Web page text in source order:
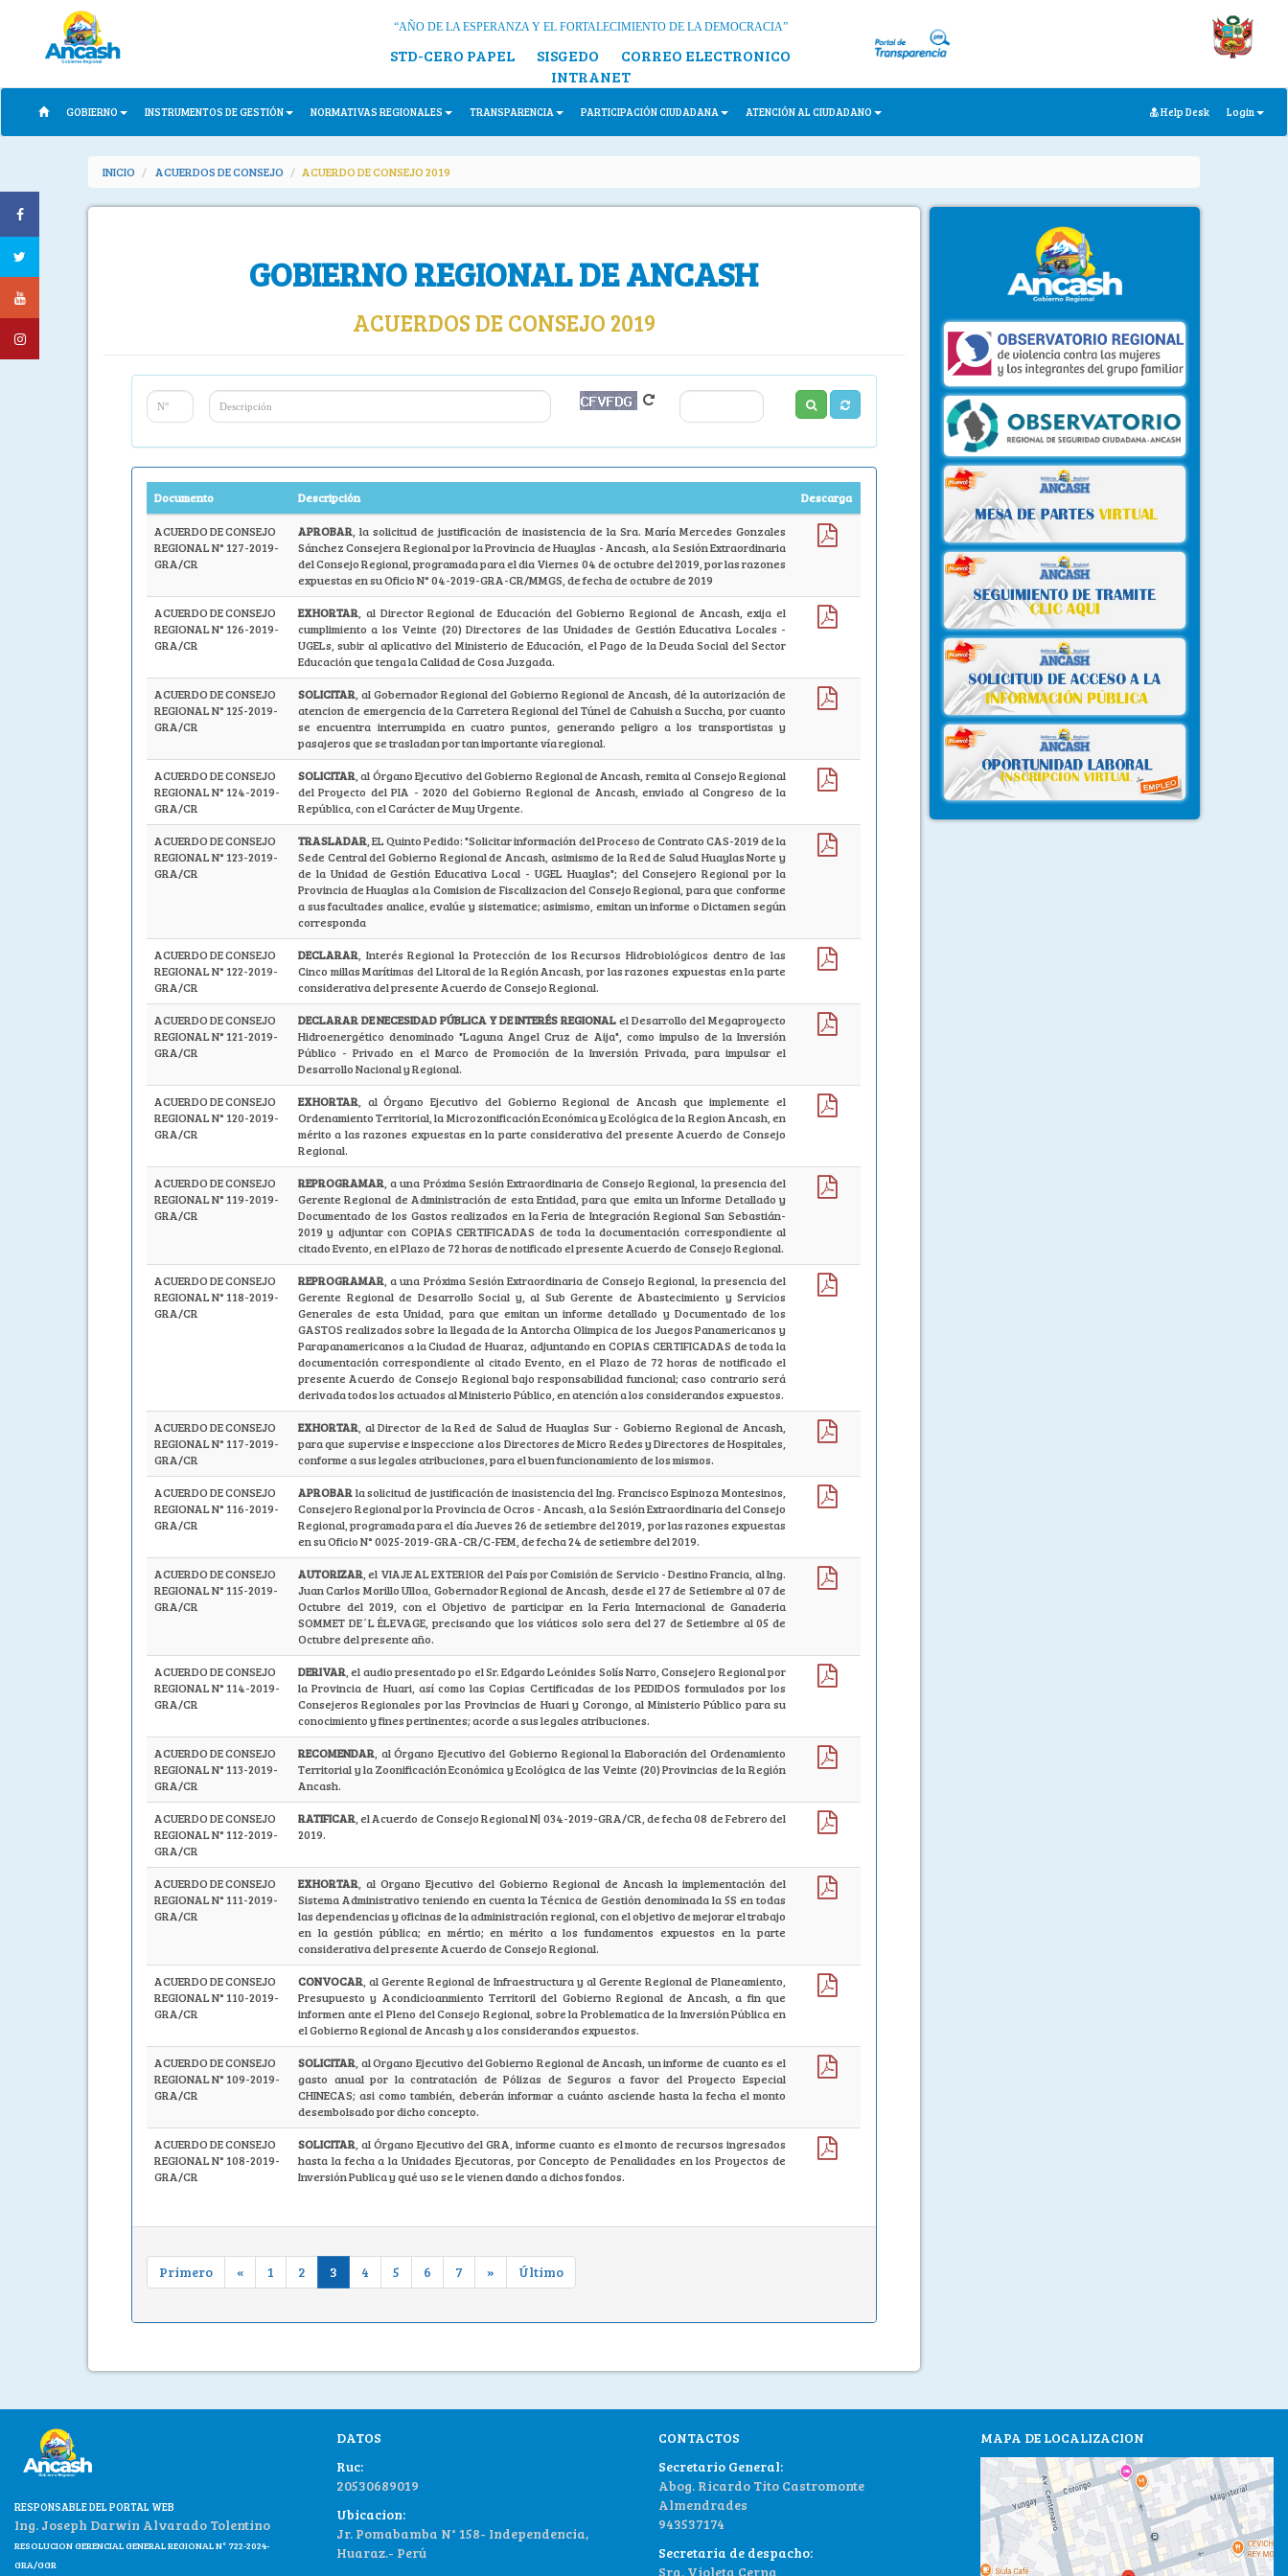
“AÑO DE LA ESPERANZA Y EL FORTALECIMIENTO DE LA DEMOCRACIA”
STD-CERO PAPEL SISGEDO
CORREO ELECTRONICO
INTRANET
GOBIERNO INSTRUMENTOS DE GESTIÓN NORMATIVAS REGIONALES TRANSPARENCIA PARTICIPACIÓN CIUDADANA ATENCIÓN AL CIUDADANO Help Desk Login
INICIO ACUERDOS DE CONSEJO ACUERDO DE CONSEJO 2019
GOBIERNO REGIONAL DE ANCASH
ACUERDOS DE CONSEJO 2019
Documento Descripción Descarga
ACUERDO DE CONSEJO
REGIONAL N° 127-2019-
GRA/CR
APROBAR , la solicitud de justificación de inasistencia de la Sra. María Mercedes Gonzales
Sánchez Consejera Regional por la Provincia de Huaylas - Ancash, a la Sesión Extraordinaria
del Consejo Regional, programada para el dia Viernes 04 de octubre del 2019, por las razones
expuestas en su Oficio N° 04-2019-GRA-CR/MMGS, de fecha de octubre de 2019
ACUERDO DE CONSEJO
REGIONAL N° 126-2019-
GRA/CR
EXHORTAR , al Director Regional de Educación del Gobierno Regional de Ancash, exija el
cumplimiento a los Veinte (20) Directores de las Unidades de Gestión Educativa Locales -
UGELs, subir al aplicativo del Ministerio de Educación, el Pago de la Deuda Social del Sector
Educación que tenga la Calidad de Cosa Juzgada.
ACUERDO DE CONSEJO
REGIONAL N° 125-2019-
GRA/CR
SOLICITAR , al Gobernador Regional del Gobierno Regional de Ancash, dé la autorización de
atencion de emergencia de la Carretera Regional del Túnel de Cahuish a Succha, por cuanto
se encuentra interrumpida en cuatro puntos, generando peligro a los transportistas y
pasajeros que se trasladan por tan importante vía regional.
ACUERDO DE CONSEJO
REGIONAL N° 124-2019-
GRA/CR
SOLICITAR , al Órgano Ejecutivo del Gobierno Regional de Ancash, remita al Consejo Regional
del Proyecto del PIA - 2020 del Gobierno Regional de Ancash, enviado al Congreso de la
República, con el Carácter de Muy Urgente.
ACUERDO DE CONSEJO
REGIONAL N° 123-2019-
GRA/CR
TRASLADAR , EL Quinto Pedido: "Solicitar información del Proceso de Contrato CAS-2019 de la
Sede Central del Gobierno Regional de Ancash, asimismo de la Red de Salud Huaylas Norte y
de la Unidad de Gestión Educativa Local - UGEL Huaylas"; del Consejero Regional por la
Provincia de Huaylas a la Comision de Fiscalizacion del Consejo Regional, para que conforme
a sus facultades analice, evalúe y sistematice; asimismo, emitan un informe o Dictamen según
corresponda
ACUERDO DE CONSEJO
REGIONAL N° 122-2019-
GRA/CR
DECLARAR , Interés Regional la Protección de los Recursos Hidrobiológicos dentro de las
Cinco millas Marítimas del Litoral de la Región Ancash, por las razones expuestas en la parte
considerativa del presente Acuerdo de Consejo Regional.
ACUERDO DE CONSEJO
REGIONAL N° 121-2019-
GRA/CR
DECLARAR DE NECESIDAD PÚBLICA Y DE INTERÉS REGIONALel Desarrollo del Megaproyecto
Hidroenergético denominado "Laguna Angel Cruz de Aija", como impulso de la Inversión
Público - Privado en el Marco de Promoción de la Inversión Privada, para impulsar el
Desarrollo Nacional y Regional.
ACUERDO DE CONSEJO
REGIONAL N° 120-2019-
GRA/CR
EXHORTAR , al Órgano Ejecutivo del Gobierno Regional de Ancash que implemente el
Ordenamiento Territorial, la Microzonificación Económica y Ecológica de la Region Ancash, en
mérito a las razones expuestas en la parte considerativa del presente Acuerdo de Consejo
Regional.
ACUERDO DE CONSEJO
REGIONAL N° 119-2019-
GRA/CR
REPROGRAMAR , a una Próxima Sesión Extraordinaria de Consejo Regional, la presencia del
Gerente Regional de Administración de esta Entidad, para que emita un Informe Detallado y
Documentado de los Gastos realizados en la Feria de Integración Regional San Sebastián-
2019 y adjuntar con COPIAS CERTIFICADAS de toda la documentación correspondiente al
citado Evento, en el Plazo de 72 horas de notificado el presente Acuerdo de Consejo Regional.
ACUERDO DE CONSEJO
REGIONAL N° 118-2019-
GRA/CR
REPROGRAMAR , a una Próxima Sesión Extraordinaria de Consejo Regional, la presencia del
Gerente Regional de Desarrollo Social y, al Sub Gerente de Abastecimiento y Servicios
Generales de esta Unidad, para que emitan un informe detallado y Documentado de los
GASTOS realizados sobre la llegada de la Antorcha Olimpica de los Juegos Panamericanos y
Parapanamericanos a la Ciudad de Huaraz, adjuntando en COPIAS CERTIFICADAS de toda la
documentación correspondiente al citado Evento, en el Plazo de 72 horas de notificado el
presente Acuerdo de Consejo Regional bajo responsabilidad funcional; caso contrario será
derivada todos los actuados al Ministerio Público, en atención a los considerandos expuestos.
ACUERDO DE CONSEJO
REGIONAL N° 117-2019-
GRA/CR
EXHORTAR , al Director de la Red de Salud de Huaylas Sur - Gobierno Regional de Ancash,
para que supervise e inspeccione a los Directores de Micro Redes y Directores de Hospitales,
conforme a sus legales atribuciones, para el buen funcionamiento de los mismos.
ACUERDO DE CONSEJO
REGIONAL N° 116-2019-
GRA/CR
APROBARla solicitud de justificación de inasistencia del Ing. Francisco Espinoza Montesinos,
Consejero Regional por la Provincia de Ocros - Ancash, a la Sesión Extraordinaria del Consejo
Regional, programada para el día Jueves 26 de setiembre del 2019, por las razones expuestas
en su Oficio N° 0025-2019-GRA-CR/C-FEM, de fecha 24 de setiembre del 2019.
ACUERDO DE CONSEJO
REGIONAL N° 115-2019-
GRA/CR
AUTORIZAR , el VIAJE AL EXTERIOR del País por Comisión de Servicio - Destino Francia, al Ing.
Juan Carlos Morillo Ulloa, Gobernador Regional de Ancash, desde el 27 de Setiembre al 07 de
Octubre del 2019, con el Objetivo de participar en la Feria Internacional de Ganaderia
SOMMET DE´L ÉLEVAGE, precisando que los viáticos solo sera del 27 de Setiembre al 05 de
Octubre del presente año.
ACUERDO DE CONSEJO
REGIONAL N° 114-2019-
GRA/CR
DERIVAR , el audio presentado po el Sr. Edgardo Leónides Solís Narro, Consejero Regional por
la Provincia de Huari, así como las Copias Certificadas de los PEDIDOS formulados por los
Consejeros Regionales por las Provincias de Huari y Corongo, al Ministerio Público para su
conocimiento y fines pertinentes; acorde a sus legales atribuciones.
ACUERDO DE CONSEJO
REGIONAL N° 113-2019-
GRA/CR
RECOMENDAR , al Órgano Ejecutivo del Gobierno Regional la Elaboración del Ordenamiento
Territorial y la Zoonificación Económica y Ecológica de las Veinte (20) Provincias de la Región
Ancash.
ACUERDO DE CONSEJO
REGIONAL N° 112-2019-
GRA/CR
RATIFICAR , el Acuerdo de Consejo Regional N| 034-2019-GRA/CR, de fecha 08 de Febrero del
2019.
ACUERDO DE CONSEJO
REGIONAL N° 111-2019-
GRA/CR
EXHORTAR , al Organo Ejecutivo del Gobierno Regional de Ancash la implementación del
Sistema Administrativo teniendo en cuenta la Técnica de Gestión denominada la 5S en todas
las dependencias y oficinas de la administración regional, con el objetivo de mejorar el trabajo
en la gestión pública; en mértio; en mérito a los fundamentos expuestos en la parte
considerativa del presente Acuerdo de Consejo Regional.
ACUERDO DE CONSEJO
REGIONAL N° 110-2019-
GRA/CR
CONVOCAR , al Gerente Regional de Infraestructura y al Gerente Regional de Planeamiento,
Presupuesto y Acondicioanmiento Territoril del Gobierno Regional de Ancash, a fin que
informen ante el Pleno del Consejo Regional, sobre la Problematica de la Inversión Pública en
el Gobierno Regional de Ancash y a los considerandos expuestos.
ACUERDO DE CONSEJO
REGIONAL N° 109-2019-
GRA/CR
SOLICITAR , al Organo Ejecutivo del Gobierno Regional de Ancash, un informe de cuanto es el
gasto anual por la contratación de Pólizas de Seguros a favor del Proyecto Especial
CHINECAS; asi como también, deberán informar a cuánto asciende hasta la fecha el monto
desembolsado por dicho concepto.
ACUERDO DE CONSEJO
REGIONAL N° 108-2019-
GRA/CR
SOLICITAR , al Órgano Ejecutivo del GRA, informe cuanto es el monto de recursos ingresados
hasta la fecha a la Unidades Ejecutoras, por Concepto de Penalidades en los Proyectos de
Inversión Publica y qué uso se le vienen dando a dichos fondos.
Primero « 1 2 3 4 5 6 7 » Último
RESPONSABLE DEL PORTAL WEB
Ing. Joseph Darwin Alvarado Tolentino
RESOLUCION GERENCIAL GENERAL REGIONAL N° 722-2024-
GRA/GGR
DATOS
Ruc:
20530689019
Ubicacion:
Jr. Pomabamba N° 158- Independencia,
Huaraz.- Perú
CONTACTOS
Secretario General:
Abog. Ricardo Tito Castromonte
Almendrades
943537174
Secretaria de despacho:
Sra. Violeta Cerna
MAPA DE LOCALIZACION